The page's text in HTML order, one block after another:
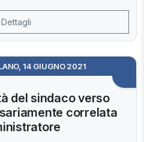
Dettagli
14 GIUGNO 2021
del sindaco verso
correlata